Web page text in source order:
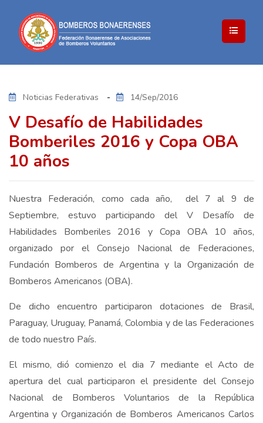
Noticias Federativas 14/Sep/2016
V Desafío de Habilidades
Bomberiles 2016 y Copa OBA
10 años
Nuestra Federación, como cada año, del 7 al 9 de
Septiembre, estuvo participando del V Desafío de
Habilidades Bomberiles 2016 y Copa OBA 10 años,
organizado por el Consejo Nacional de Federaciones,
Fundación Bomberos de Argentina y la Organización de
Bomberos Americanos (OBA).
De dicho encuentro participaron dotaciones de Brasil,
Paraguay, Uruguay, Panamá, Colombia y de las Federaciones
de todo nuestro País.
El mismo, dió comienzo el dia 7 mediante el Acto de
apertura del cual participaron el presidente del Consejo
Nacional de Bomberos Voluntarios de la República
Argentina y Organización de Bomberos Americanos Carlos